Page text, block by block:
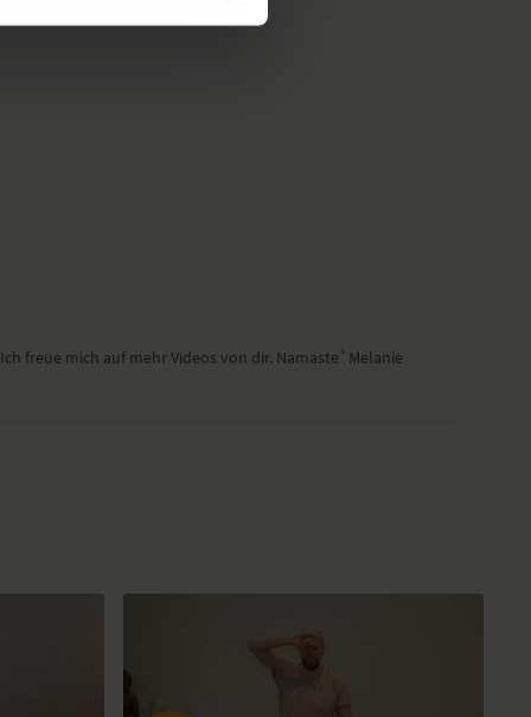
freue mich auf mehr Videos von dir. Namaste`Melanie